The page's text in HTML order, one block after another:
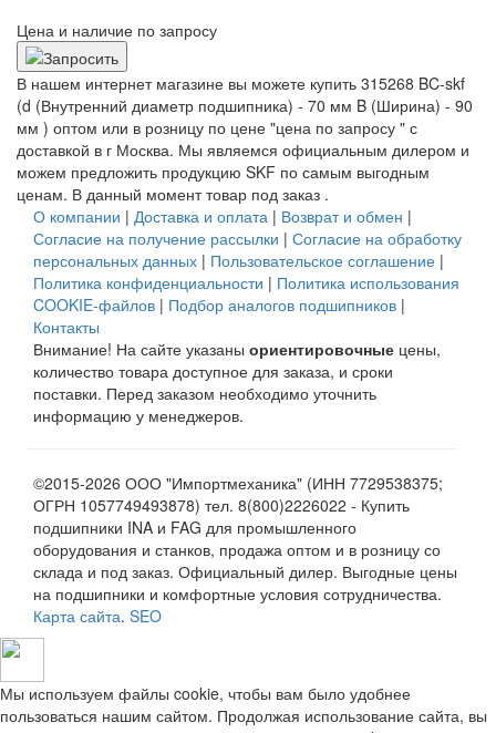
Цена и наличие по запросу
В нашем интернет магазине вы можете купить 315268 BC-skf
(d (Внутренний диаметр подшипника) - 70 мм B (Ширина) - 90
мм ) оптом или в розницу по цене "цена по запросу " с
доставкой в г Москва. Мы являемся официальным дилером и
можем предложить продукцию SKF по самым выгодным
ценам. В данный момент товар под заказ .
О компании | Доставка и оплата | Возврат и обмен |
Согласие на получение рассылки | Согласие на обработку
персональных данных | Пользовательское соглашение |
Политика конфиденциальности | Политика использования
COOKIE-файлов | Подбор аналогов подшипников |
Контакты
Внимание! На сайте указаны ориентировочные цены,
количество товара доступное для заказа, и сроки
поставки. Перед заказом необходимо уточнить
информацию у менеджеров.
©2015-2026 ООО "Импортмеханика" (ИНН 7729538375;
ОГРН 1057749493878) тел. 8(800)2226022 - Купить
подшипники INA и FAG для промышленного
оборудования и станков, продажа оптом и в розницу со
склада и под заказ. Официальный дилер. Выгодные цены
на подшипники и комфортные условия сотрудничества.
Карта сайта. SEO
Мы используем файлы cookie, чтобы вам было удобнее
пользоваться нашим сайтом. Продолжая использование сайта, вы